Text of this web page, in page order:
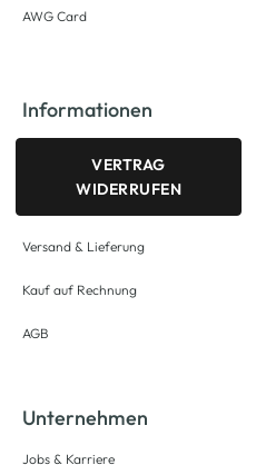
AWG Card
Informationen
VERTRAG
WIDERRUFEN
Versand & Lieferung
Kauf auf Rechnung
AGB
Unternehmen
Jobs & Karriere